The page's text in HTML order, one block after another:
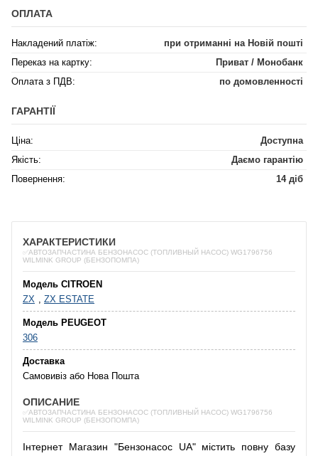
ОПЛАТА
Накладений платіж:
при отриманні на Новій пошті
Переказ на картку:
Приват / Монобанк
Оплата з ПДВ:
по домовленності
ГАРАНТІЇ
Ціна:
Доступна
Якість:
Даємо гарантію
Повернення:
14 діб
ХАРАКТЕРИСТИКИ
✅АВТОЗАПЧАСТИНА БЕНЗОНАСОС (ТОПЛИВНЫЙ НАСОС) WG1796756
WILMINK GROUP (БЕНЗОПОМПА)
Модель CITROEN
ZX , ZX ESTATE
Модель PEUGEOT
306
Доставка
Самовивіз або Нова Пошта
ОПИСАНИЕ
✅АВТОЗАПЧАСТИНА БЕНЗОНАСОС (ТОПЛИВНЫЙ НАСОС) WG1796756
WILMINK GROUP (БЕНЗОПОМПА)
Інтернет Магазин "Бензонасос UA" містить повну базу